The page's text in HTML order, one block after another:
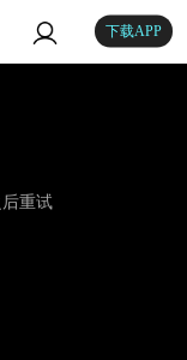
下载APP
重试